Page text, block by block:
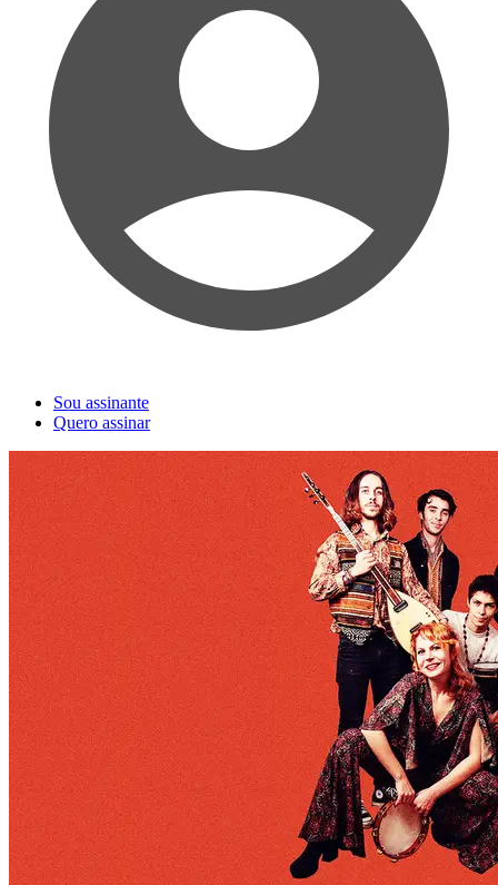
Sou assinante
Quero assinar